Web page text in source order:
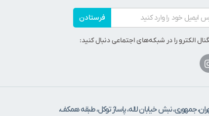
فرستادن
الکترو را در شبکه‌های اجتماعی دنبال کنید:
جمهوری، نبش خیابان لاله، پاساژ توکل، طبقه همکف،